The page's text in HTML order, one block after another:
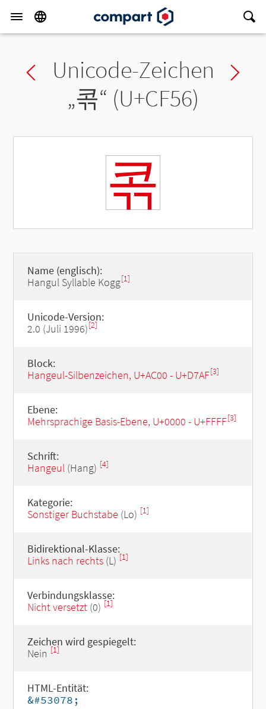
Previous char
Unicode-Zeichen
„콖“ (U+CF56)
콖
Name (englisch):
Hangul Syllable Kogg[1]
Unicode-Version:
2.0 (Juli 1996)[2]
Block:
Hangeul-Silbenzeichen, U+AC00 - U+D7AF[3]
Ebene:
Mehrsprachige Basis-Ebene, U+0000 - U+FFFF[3]
Schrift:
Hangeul(Hang) [4]
Kategorie:
Sonstiger Buchstabe (Lo) [1]
Bidirektional-Klasse:
Links nach rechts(L) [1]
Verbindungsklasse:
Nicht versetzt(0) [1]
Zeichen wird gespiegelt:
Nein [1]
HTML-Entität:
&#53078;